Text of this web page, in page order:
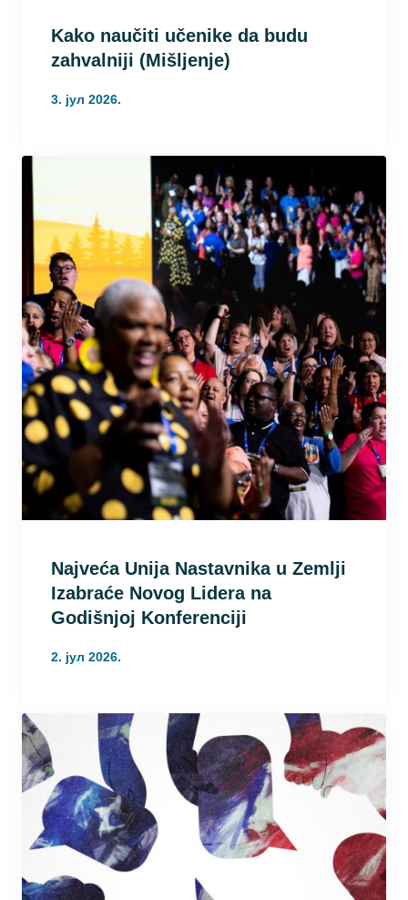
Kako naučiti učenike da budu
zahvalniji (Mišljenje)
3. јул 2026.
Najveća Unija Nastavnika u Zemlji
Izabraće Novog Lidera na
Godišnjoj Konferenciji
2. јул 2026.